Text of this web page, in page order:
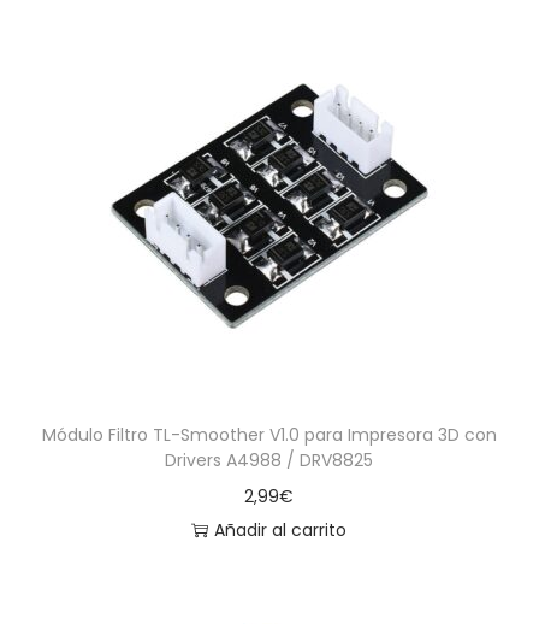
Módulo Filtro TL-Smoother V1.0 para Impresora 3D con
Drivers A4988 / DRV8825
2,99€
Añadir al carrito